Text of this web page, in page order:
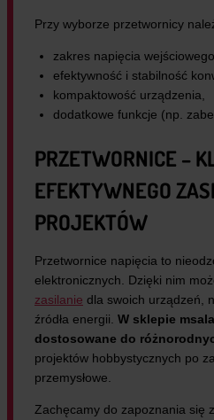
Przy wyborze przetwornicy
zakres napięcia
efektywność i stabilność
kompaktowość urządzenia,
dodatkowe funkcje (np.
PRZETWORNICE –
EFEKTYWNEGO
PROJEKTÓW
Przetwornice napięcia to
elektronicznych. Dzięki nim
zasilanie dla swoich urządzeń,
źródła energii. W sklepie
dostosowane do
projektów hobbystycznych po
przemysłowe.
Zachęcamy do zapoznania się